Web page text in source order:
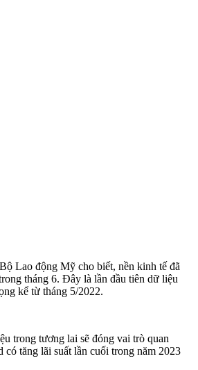
Lao động Mỹ cho biết, nền kinh tế đã
tháng 6. Đây là lần đầu tiên dữ liệu
kể từ tháng 5/2022.
trong tương lai sẽ đóng vai trò quan
có tăng lãi suất lần cuối trong năm 2023